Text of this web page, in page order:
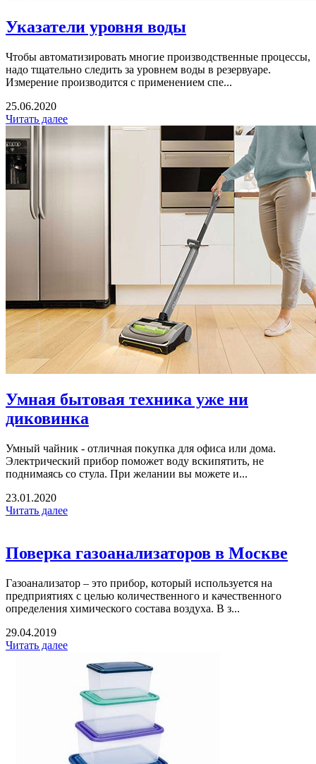
Указатели уровня воды
Чтобы автоматизировать многие производственные процессы,
надо тщательно следить за уровнем воды в резервуаре.
Измерение производится с применением спе...
25.06.2020
Читать далее
Умная бытовая техника уже ни
диковинка
Умный чайник - отличная покупка для офиса или дома.
Электрический прибор поможет воду вскипятить, не
поднимаясь со стула. При желании вы можете и...
23.01.2020
Читать далее
Поверка газоанализаторов в Москве
Газоанализатор – это прибор, который используется на
предприятиях с целью количественного и качественного
определения химического состава воздуха. В з...
29.04.2019
Читать далее